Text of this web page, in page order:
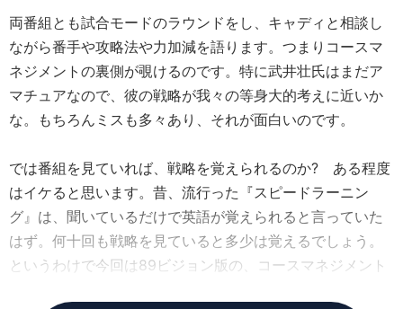
両番組とも試合モードのラウンドをし、キャディと相談し
ながら番手や攻略法や力加減を語ります。つまりコースマ
ネジメントの裏側が覗けるのです。特に武井壮氏はまだア
マチュアなので、彼の戦略が我々の等身大的考えに近いか
な。もちろんミスも多々あり、それが面白いのです。
では番組を見ていれば、戦略を覚えられるのか? ある程度
はイケると思います。昔、流行った『スピードラーニン
グ』は、聞いているだけで英語が覚えられると言っていた
はず。何十回も戦略を見ていると多少は覚えるでしょう。
というわけで今回は89ビジョン版の、コースマネジメント